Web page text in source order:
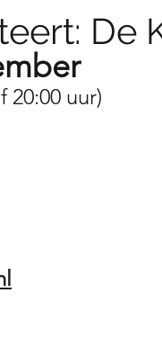
De
20:00 uur)